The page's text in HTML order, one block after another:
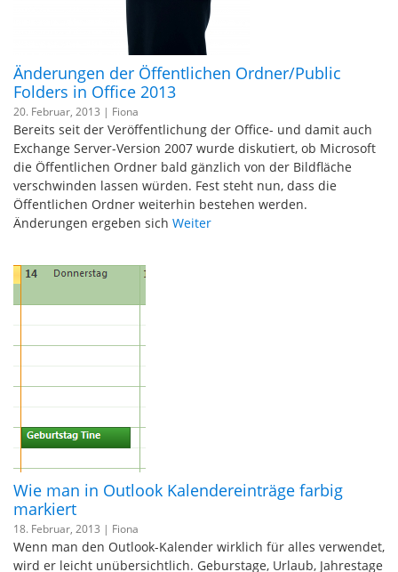
Änderungen der Öffentlichen Ordner/Public
Folders in Office 2013
20. Februar, 2013 | Fiona
Bereits seit der Veröffentlichung der Office- und damit auch
Exchange Server-Version 2007 wurde diskutiert, ob Microsoft
die Öffentlichen Ordner bald gänzlich von der Bildfläche
verschwinden lassen würden. Fest steht nun, dass die
Öffentlichen Ordner weiterhin bestehen werden.
Änderungen ergeben sich Weiter
Wie man in Outlook Kalendereinträge farbig
markiert
18. Februar, 2013 | Fiona
Wenn man den Outlook-Kalender wirklich für alles verwendet,
wird er leicht unübersichtlich. Geburstage, Urlaub, Jahrestage